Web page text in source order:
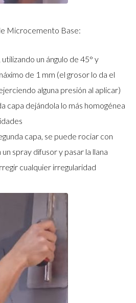
Microcemento Base:
un ángulo de 45° y
de 1 mm (el grosor lo da el
alguna presión al aplicar)
capa dejándola lo más homogénea
capa, se puede rociar con
spray difusor y pasar la llana
cualquier irregularidad